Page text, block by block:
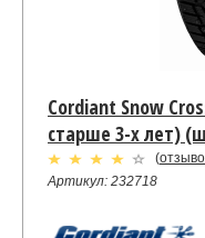
Cordiant Snow
старше 3-х лет)
(
Артикул: 232718